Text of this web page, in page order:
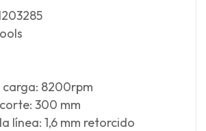
carga: 8200rpm
300 mm
línea: 1,6 mm retorcido